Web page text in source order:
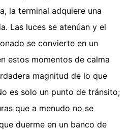
la terminal adquiere una
Las luces se atenúan y el
se convierte en un
estos momentos de calma
magnitud de lo que
es solo un punto de tránsito;
que a menudo no se
duerme en un banco de